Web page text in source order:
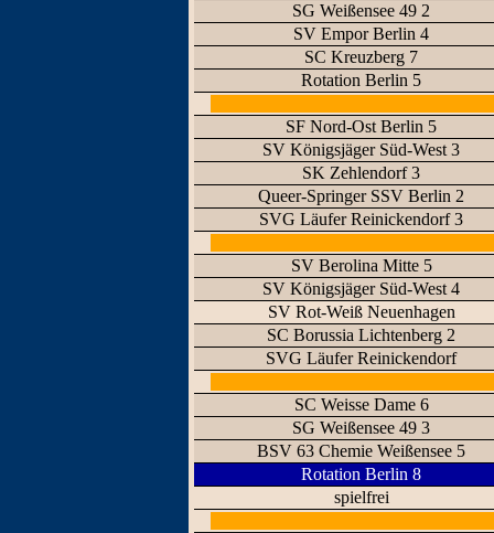
SG Weißensee 49 2
SV Empor Berlin 4
SC Kreuzberg 7
Rotation Berlin 5
SF Nord-Ost Berlin 5
SV Königsjäger Süd-West 3
SK Zehlendorf 3
Queer-Springer SSV Berlin 2
SVG Läufer Reinickendorf 3
SV Berolina Mitte 5
SV Königsjäger Süd-West 4
SV Rot-Weiß Neuenhagen
SC Borussia Lichtenberg 2
SVG Läufer Reinickendorf
SC Weisse Dame 6
SG Weißensee 49 3
BSV 63 Chemie Weißensee 5
Rotation Berlin 8
spielfrei